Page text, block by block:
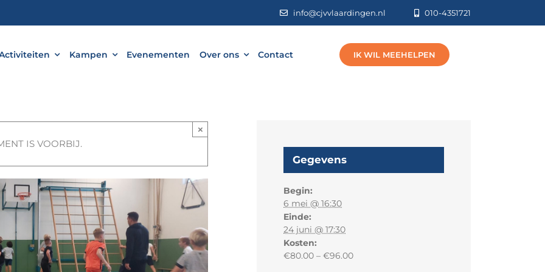
info@cjvvlaardingen.nl 010-4351721
Kampen Evenementen Over ons Contact IK WIL MEEHELPEN
IS VOORBIJ.
×
Gegevens
Begin:
6 mei @ 16:30
Einde:
24 juni @ 17:30
Kosten:
€80.00 – €96.00